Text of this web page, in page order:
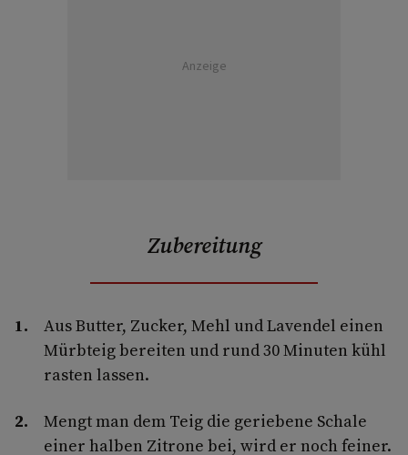
Anzeige
Zubereitung
Aus Butter, Zucker, Mehl und Lavendel einen
Mürbteig bereiten und rund 30 Minuten kühl
rasten lassen.
Mengt man dem Teig die geriebene Schale
einer halben Zitrone bei, wird er noch feiner.